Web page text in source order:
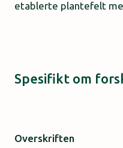
etablerte plantefelt
Spesifikt om
Overskriften